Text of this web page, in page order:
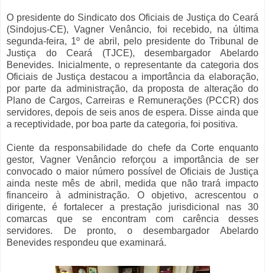
O presidente do Sindicato dos Oficiais de Justiça do Ceará
(Sindojus-CE), Vagner Venâncio, foi recebido, na última
segunda-feira, 1º de abril, pelo presidente do Tribunal de
Justiça do Ceará (TJCE), desembargador Abelardo
Benevides. Inicialmente, o representante da categoria dos
Oficiais de Justiça destacou a importância da elaboração,
por parte da administração, da proposta de alteração do
Plano de Cargos, Carreiras e Remunerações (PCCR) dos
servidores, depois de seis anos de espera. Disse ainda que
a receptividade, por boa parte da categoria, foi positiva.
Ciente da responsabilidade do chefe da Corte enquanto
gestor, Vagner Venâncio reforçou a importância de ser
convocado o maior número possível de Oficiais de Justiça
ainda neste mês de abril, medida que não trará impacto
financeiro à administração. O objetivo, acrescentou o
dirigente, é fortalecer a prestação jurisdicional nas 30
comarcas que se encontram com carência desses
servidores. De pronto, o desembargador Abelardo
Benevides respondeu que examinará.